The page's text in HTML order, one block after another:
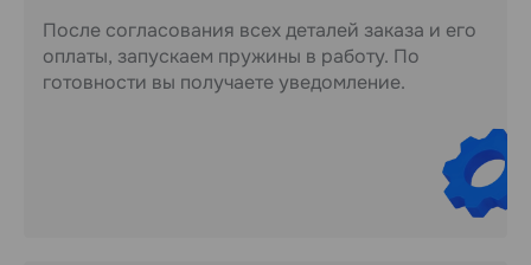
После согласования всех деталей заказа и его
оплаты, запускаем пружины в работу. По
готовности вы получаете уведомление.